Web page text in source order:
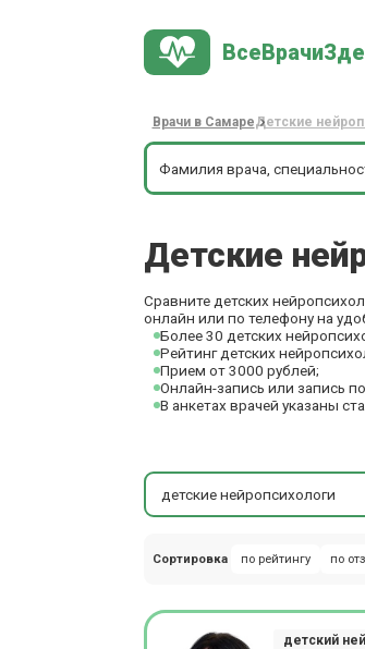
Врачи в СамареДетские
Детские
Сравните детских
онлайн или по телефону на
Более 30 детских
Рейтинг детских
Прием от 3000 рублей;
Онлайн-запись или запись
В анкетах врачей указаны
детские нейропсихологи
Сортировка по рейтингу по
детский